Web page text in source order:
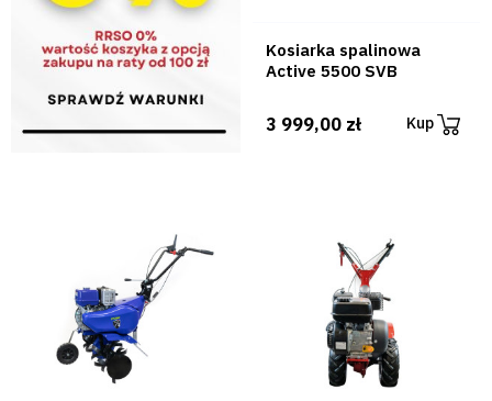
Kosiarka spalinowa
Active 5500 SVB
3 999,00 zł Kup